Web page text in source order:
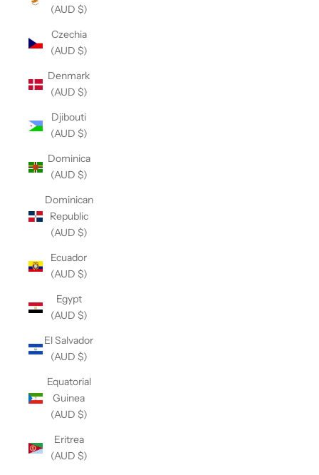
(AUD $)
Czechia
(AUD $)
Denmark
(AUD $)
Djibouti
(AUD $)
Dominica
(AUD $)
Dominican
Republic
(AUD $)
Ecuador
(AUD $)
Egypt
(AUD $)
El Salvador
(AUD $)
Equatorial
Guinea
(AUD $)
Eritrea
(AUD $)